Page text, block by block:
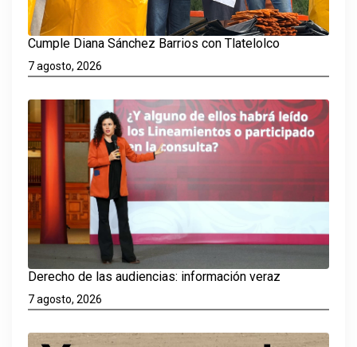
Cumple Diana Sánchez Barrios con Tlatelolco
7 agosto, 2026
Derecho de las audiencias: información veraz
7 agosto, 2026